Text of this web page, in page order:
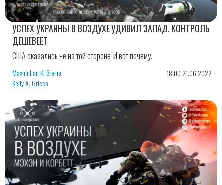
УСПЕХ УКРАИНЫ В ВОЗДУХЕ УДИВИЛ ЗАПАД. КОНТРОЛЬ
ДЕШЕВЕЕТ
США оказались не на той стороне. И вот почему.
Maximilian K. Bremer
Kelly A. Grieco
18:00 21.06.2022